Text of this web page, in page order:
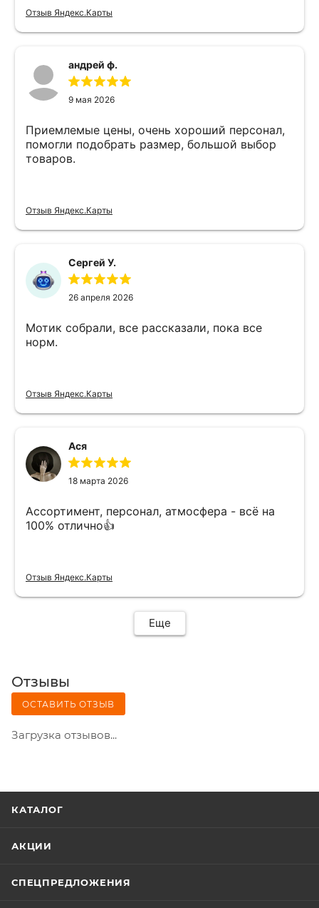
Отзыв Яндекс.Карты
андрей ф.
9 мая 2026
Приемлемые цены, очень хороший персонал,
помогли подобрать размер, большой выбор
товаров.
Отзыв Яндекс.Карты
Сергей У.
26 апреля 2026
Мотик собрали, все рассказали, пока все
норм.
Отзыв Яндекс.Карты
Ася
18 марта 2026
Ассортимент, персонал, атмосфера - всё на
100% отлично👍
Отзыв Яндекс.Карты
Еще
Отзывы
ОСТАВИТЬ ОТЗЫВ
Загрузка отзывов...
КАТАЛОГ
АКЦИИ
СПЕЦПРЕДЛОЖЕНИЯ